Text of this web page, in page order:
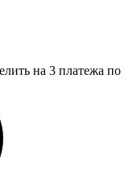
на 3 платежа по